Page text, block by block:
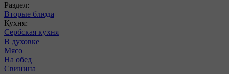
Раздел:
Вторые блюда
Кухня:
Сербская кухня
В духовке
Мясо
На обед
Свинина